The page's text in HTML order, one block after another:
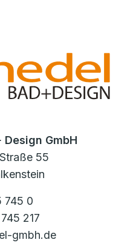
Design GmbH
55
745 0
217
gmbh.de